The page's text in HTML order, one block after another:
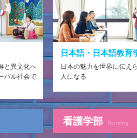
と異文化へ
バル社会で
日本語・日本語教育
日本の魅力を世界に伝え
人になる
看護学部 Nursing